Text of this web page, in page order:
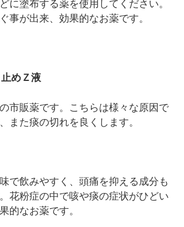
に塗布する薬を使用してください。
事が出来、効果的なお薬です。
めＺ液
市販薬です。こちらは様々な原因で
また痰の切れを良くします。
で飲みやすく、頭痛を抑える成分も
花粉症の中で咳や痰の症状がひどい
的なお薬です。